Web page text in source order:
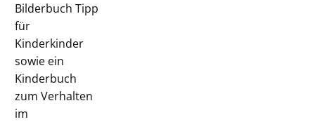
Bilderbuch Tipp
für
Kinderkinder
sowie ein
Kinderbuch
zum Verhalten
im